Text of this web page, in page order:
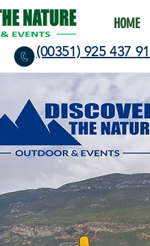
HOME
(00351) 925 437